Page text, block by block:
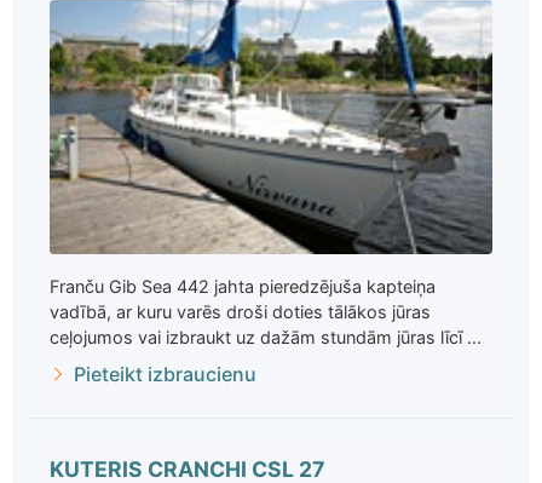
Franču Gib Sea 442 jahta pieredzējuša kapteiņa
vadībā, ar kuru varēs droši doties tālākos jūras
ceļojumos vai izbraukt uz dažām stundām jūras līcī ...
Pieteikt izbraucienu
KUTERIS CRANCHI CSL 27